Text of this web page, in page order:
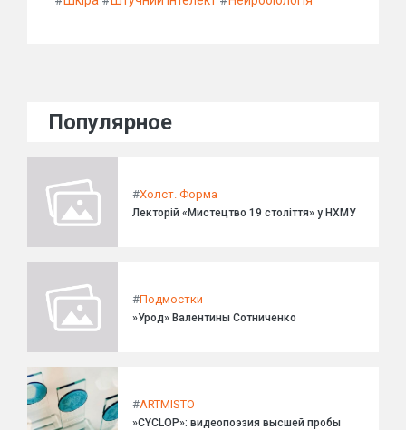
Популярное
#Холст. Форма
Лекторій «Мистецтво 19 століття» у НХМУ
#Подмостки
»Урод» Валентины Сотниченко
#ARTMISTO
»CYCLOP»: видеопоэзия высшей пробы